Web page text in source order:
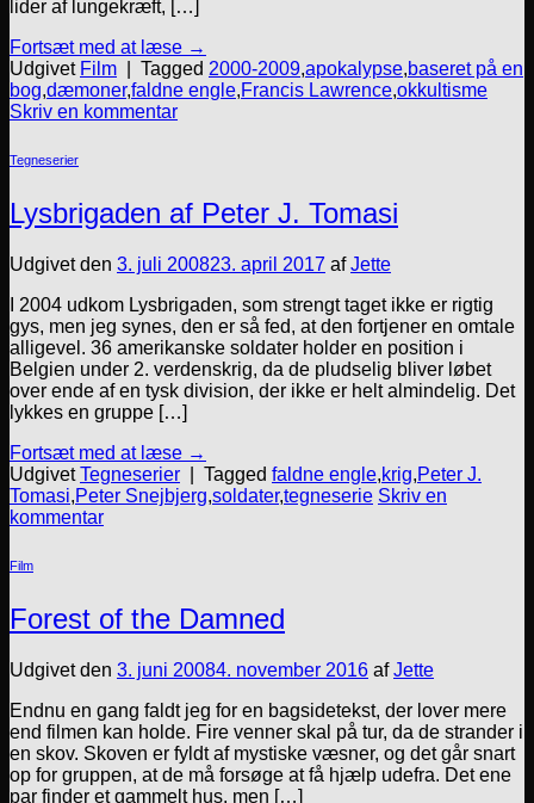
lider af lungekræft, […]
Fortsæt med at læse →
Udgivet Film Tagged 2000-2009,apokalypse,baseret på en
bog,dæmoner,faldne engle,Francis Lawrence,okkultisme
Skriv en kommentar
Tegneserier
Lysbrigaden af Peter J. Tomasi
Udgivet den 3. juli 200823. april 2017 afJette
I 2004 udkom Lysbrigaden, som strengt taget ikke er rigtig
gys, men jeg synes, den er så fed, at den fortjener en omtale
alligevel. 36 amerikanske soldater holder en position i
Belgien under 2. verdenskrig, da de pludselig bliver løbet
over ende af en tysk division, der ikke er helt almindelig. Det
lykkes en gruppe […]
Fortsæt med at læse →
UdgivetTegneserier Tagged faldne engle,krig,Peter J.
Tomasi,Peter Snejbjerg,soldater,tegneserie Skriv en
kommentar
Film
Forest of the Damned
Udgivet den 3. juni 20084. november 2016 afJette
Endnu en gang faldt jeg for en bagsidetekst, der lover mere
end filmen kan holde. Fire venner skal på tur, da de strander i
en skov. Skoven er fyldt af mystiske væsner, og det går snart
op for gruppen, at de må forsøge at få hjælp udefra. Det ene
par finder et gammelt hus, men […]